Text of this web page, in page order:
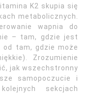
K2 skupia się
metabolicznych.
wapnia do
– tam, gdzie jest
tam, gdzie może
Zrozumienie
jak wszechstronny
samopoczucie i
sekcjach